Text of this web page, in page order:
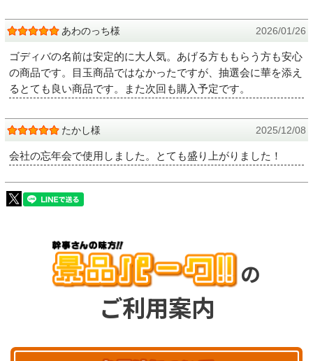
あわのっち様 2026/01/26
ゴディバの名前は安定的に大人気。あげる方ももらう方も安心
の商品です。目玉商品ではなかったですが、抽選会に華を添え
るとても良い商品です。また次回も購入予定です。
たかし様 2025/12/08
会社の忘年会で使用しました。とても盛り上がりました！
の
ご利用案内